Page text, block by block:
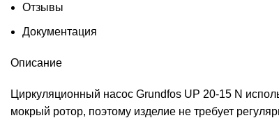
Отзывы
Документация
Описание
Циркуляционный насос Grundfos UP 20-15 N
мокрый ротор, поэтому изделие не требует